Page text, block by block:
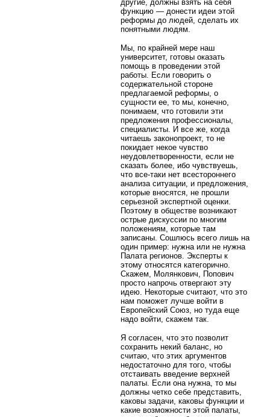
другие, должны взять на себя
функцию — донести идеи этой
реформы до людей, сделать их
понятными людям.
Мы, по крайней мере наш
университет, готовы оказать
помощь в проведении этой
работы. Если говорить о
содержательной стороне
предлагаемой реформы, о
сущности ее, то мы, конечно,
понимаем, что готовили эти
предложения профессионалы,
специалисты. И все же, когда
читаешь законопроект, то не
покидает некое чувство
неудовлетворенности, если не
сказать более, ибо чувствуешь,
что все-таки нет всестороннего
анализа ситуации, и предложения,
которые вносятся, не прошли
серьезной экспертной оценки.
Поэтому в обществе возникают
острые дискуссии по многим
положениям, которые там
записаны. Сошлюсь всего лишь на
один пример: нужна или не нужна
Палата регионов. Эксперты к
этому относятся категорично.
Скажем, Молянкович, Попович
просто напрочь отвергают эту
идею. Некоторые считают, что это
нам поможет лучше войти в
Европейский Союз, но туда еще
надо войти, скажем так.
Я согласен, что это позволит
сохранить некий баланс, но
считаю, что этих аргументов
недостаточно для того, чтобы
отстаивать введение верхней
палаты. Если она нужна, то мы
должны четко себе представить,
каковы задачи, каковы функции и
какие возможности этой палаты,